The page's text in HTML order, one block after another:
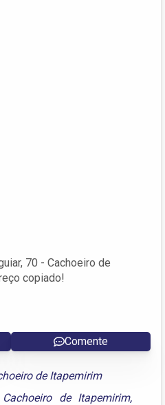
70 - Cachoeiro de
copiado!
Comente
de Itapemirim
de Itapemirim,